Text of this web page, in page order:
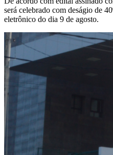
será celebrado com deságio de
eletrônico do dia 9 de agosto.